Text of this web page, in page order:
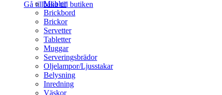
Gå tillbaka till butiken
Möbler
Brickbord
Brickor
Servetter
Tabletter
Muggar
Serveringsbrädor
Oljelampor/Ljusstakar
Belysning
Inredning
Väskor